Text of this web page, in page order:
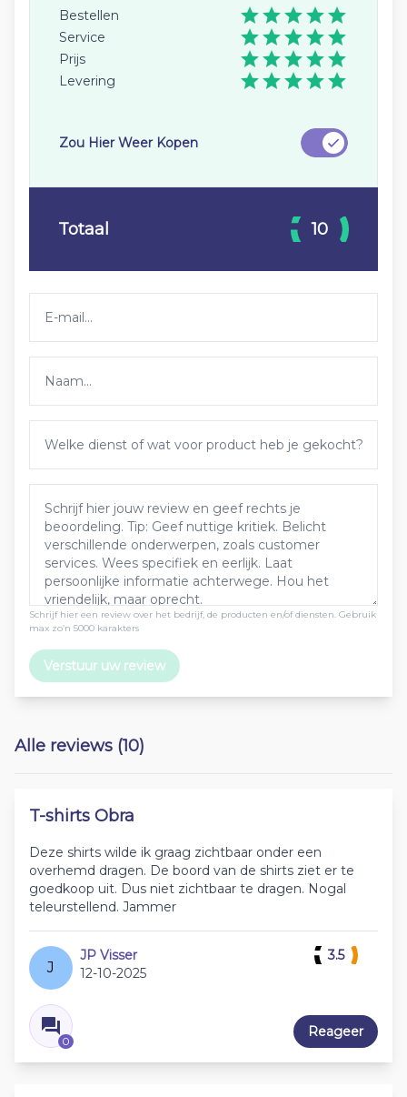
Schrijf hier een review over het bedrijf, de producten en/of diensten. Gebruik
max zo’n 5000 karakters
Verstuur uw review
Bestellen
Service
Prijs
Levering
Zou Hier Weer Kopen
Totaal 10
Alle reviews (10)
T-shirts Obra
Deze shirts wilde ik graag zichtbaar onder een
overhemd dragen. De boord van de shirts ziet er te
goedkoop uit. Dus niet zichtbaar te dragen. Nogal
teleurstellend. Jammer
J
JP Visser
12-10-2025
0
3.5
Reageer